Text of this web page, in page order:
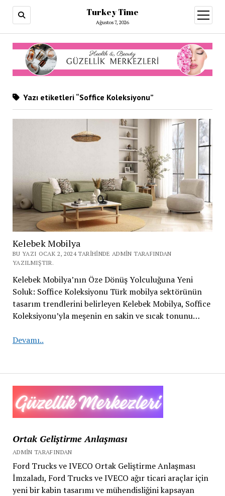
Turkey Time
Ağustos 7, 2026
aç
Ortak Geliştirme Anlaşması
ADMIN TARAFINDAN
Ford Trucks ve IVECO Ortak Geliştirme Anlaşması
İmzaladı, Ford Trucks ve IVECO ağır ticari araçlar için
yeni bir kabin tasarımı ve mühendisliğini kapsayan
Yazı etiketleri “Soffice Koleksiyonu”
Kelebek Mobilya
BU YAZI OCAK 2, 2024 TARIHINDE ADMIN TARAFINDAN
YAZILMIŞTIR.
Kelebek Mobilya’nın Öze Dönüş Yolculuğuna Yeni
Soluk: Soffice Koleksiyonu Türk mobilya sektörünün
tasarım trendlerini belirleyen Kelebek Mobilya, Soffice
Koleksiyonu’yla meşenin en sakin ve sıcak tonunu…
Devamı..Kelebek